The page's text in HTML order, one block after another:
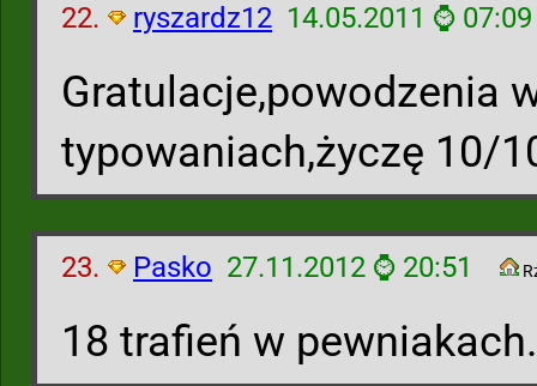
22. ryszardz12 14.05.2011 ⌚ 07:09
Gratulacje,powodzenia
typowaniach,życzę 10/
23. Pasko 27.11.2012 ⌚ 20:51
18 trafień w